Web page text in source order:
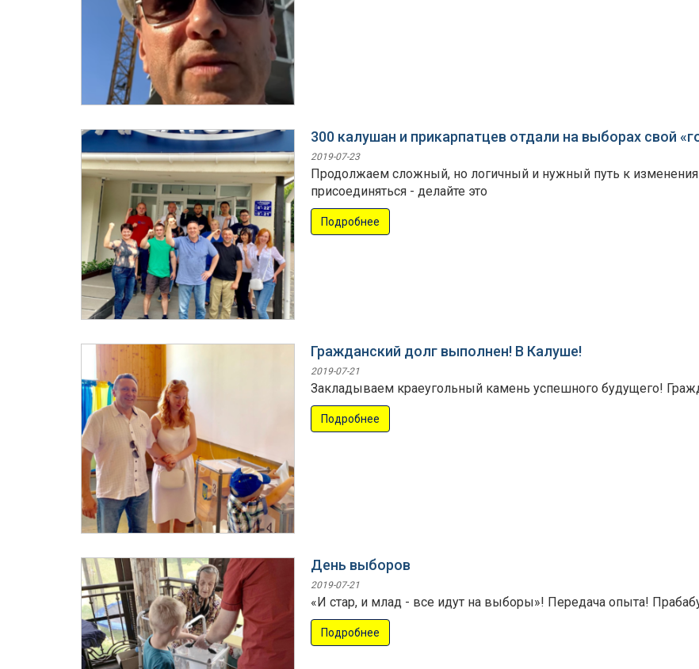
300 калушан и прикарпатцев отдали на выборах свой
2019-07-23
Продолжаем сложный, но логичный и нужный путь к
присоединяться - делайте это
Подробнее
Гражданский долг выполнен! В Калуше!
2019-07-21
Закладываем краеугольный камень успешного будущего!
Подробнее
День выборов
2019-07-21
«И стар, и млад - все идут на выборы»! Передача опыта!
Подробнее